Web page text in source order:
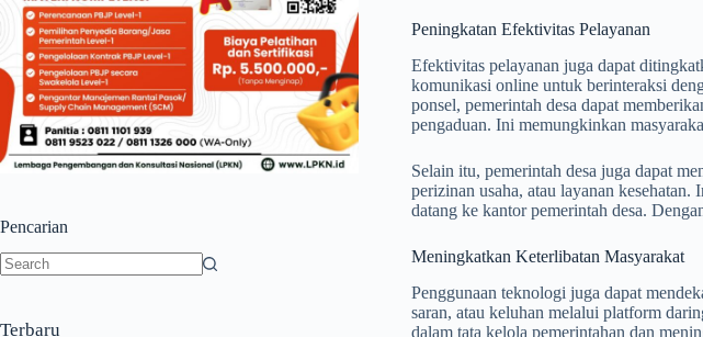
Peningkatan Efektivitas Pelayanan
Efektivitas pelayanan juga dapat
komunikasi online untuk berinteraksi
ponsel, pemerintah desa dapat
pengaduan. Ini memungkinkan
Selain itu, pemerintah desa juga dapat
perizinan usaha, atau layanan
datang ke kantor pemerintah desa.
Meningkatkan Keterlibatan Masyarakat
Penggunaan teknologi juga dapat
saran, atau keluhan melalui platform
dalam tata kelola pemerintahan dan
Pencarian
Terbaru